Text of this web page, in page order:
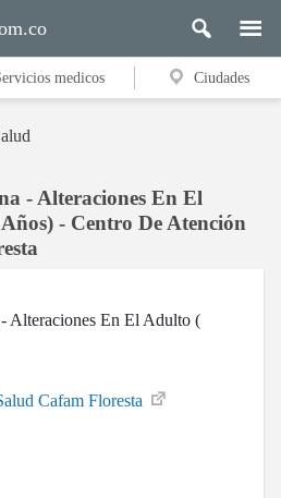
medicos Ciudades
- Alteraciones En El
- Centro De Atención
Alteraciones En El Adulto (
Cafam Floresta